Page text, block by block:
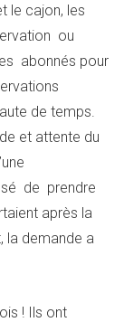
le cajon, les
ou
abonnés pour
de temps.
et attente du
de prendre
après la
la demande a
! Ils ont